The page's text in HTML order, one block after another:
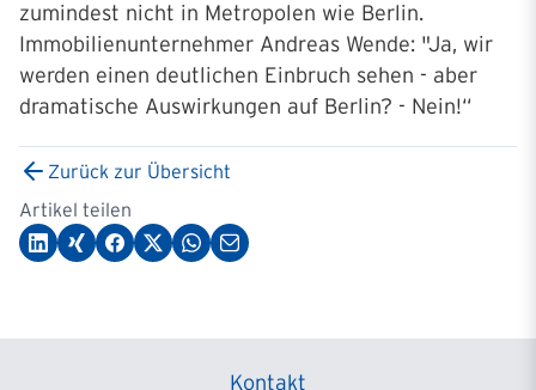
zumindest nicht in Metropolen wie Berlin.
Immobilienunternehmer Andreas Wende: "Ja, wir
werden einen deutlichen Einbruch sehen - aber
dramatische Auswirkungen auf Berlin? - Nein!“
Zurück zur Übersicht
Artikel teilen
Kontakt